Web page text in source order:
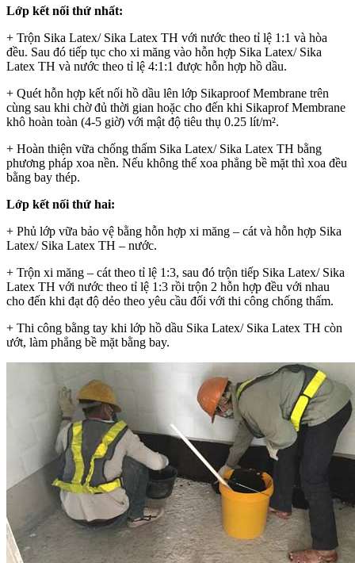
Lớp kết nối thứ nhất:
+ Trộn Sika Latex/ Sika Latex TH với nước theo tỉ lệ 1:1 và hòa
đều. Sau đó tiếp tục cho xi măng vào hỗn hợp Sika Latex/ Sika
Latex TH và nước theo tỉ lệ 4:1:1 được hỗn hợp hồ dầu.
+ Quét hỗn hợp kết nối hồ dầu lên lớp Sikaproof Membrane trên
cùng sau khi chờ đủ thời gian hoặc cho đến khi Sikaprof Membrane
khô hoàn toàn (4-5 giờ) với mật độ tiêu thụ 0.25 lít/m².
+ Hoàn thiện vữa chống thấm Sika Latex/ Sika Latex TH bằng
phương pháp xoa nền. Nếu không thể xoa phẳng bề mặt thì xoa đều
bằng bay thép.
Lớp kết nối thứ hai:
+ Phủ lớp vữa bảo vệ bằng hỗn hợp xi măng – cát và hỗn hợp Sika
Latex/ Sika Latex TH – nước.
+ Trộn xi măng – cát theo tỉ lệ 1:3, sau đó trộn tiếp Sika Latex/ Sika
Latex TH với nước theo tỉ lệ 1:3 rồi trộn 2 hỗn hợp đều với nhau
cho đến khi đạt độ dẻo theo yêu cầu đối với thi công chống thấm.
+ Thi công bằng tay khi lớp hồ dầu Sika Latex/ Sika Latex TH còn
ướt, làm phẳng bề mặt bằng bay.